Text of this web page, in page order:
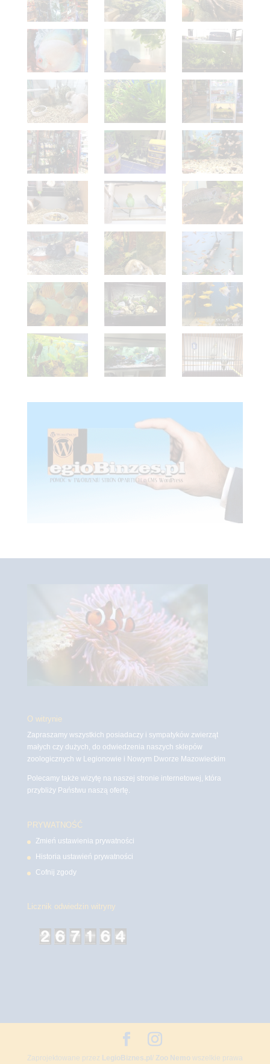
O witrynie
Zapraszamy wszystkich posiadaczy i sympatyków zwierząt
małych czy dużych, do odwiedzenia naszych sklepów
zoologicznych w Legionowie i Nowym Dworze Mazowieckim
Polecamy także wizytę na naszej stronie internetowej, która
przybliży Państwu naszą ofertę.
PRYWATNOŚĆ
Zmień ustawienia prywatności
Historia ustawień prywatności
Cofnij zgody
Licznik odwiedzin witryny
Zaprojektowane przez LegioBiznes.pl / Zoo Nemowszelkie prawa